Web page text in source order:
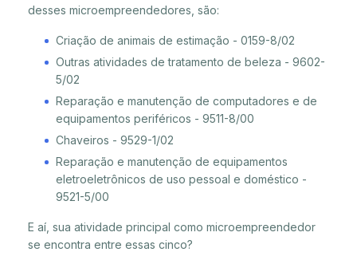
desses microempreendedores, são:
Criação de animais de estimação - 0159-8/02
Outras atividades de tratamento de beleza - 9602-
5/02
Reparação e manutenção de computadores e de
equipamentos periféricos - 9511-8/00
Chaveiros - 9529-1/02
Reparação e manutenção de equipamentos
eletroeletrônicos de uso pessoal e doméstico -
9521-5/00
E aí, sua atividade principal como microempreendedor
se encontra entre essas cinco?